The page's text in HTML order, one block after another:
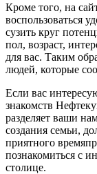
Кроме того, на
воспользоваться
сузить круг
пол, возраст,
для вас. Таким
людей, которые
Если вас
знакомств
разделяет ваши
создания семьи,
приятного
познакомиться с
столице.